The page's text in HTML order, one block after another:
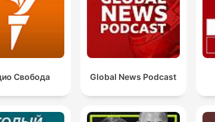
Свобода Global News Podcast